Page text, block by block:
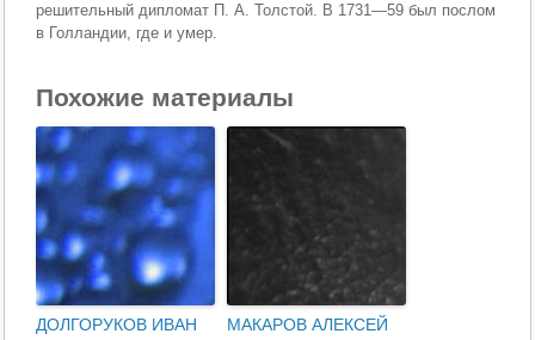
решительный дипломат П. А. Толстой. В 1731—59 был послом
в Голландии, где и умер.
Похожие материалы
ДОЛГОРУКОВ ИВАН
МАКАРОВ АЛЕКСЕЙ